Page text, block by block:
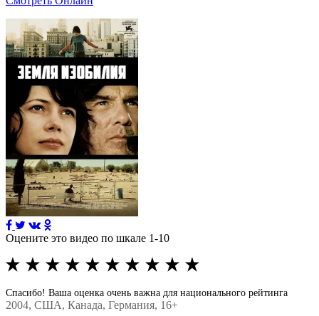
Оцените это видео по шкале 1-10
Спасибо! Ваша оценка очень важна для национального рейтинга
2004, США, Канада, Германия, 16+